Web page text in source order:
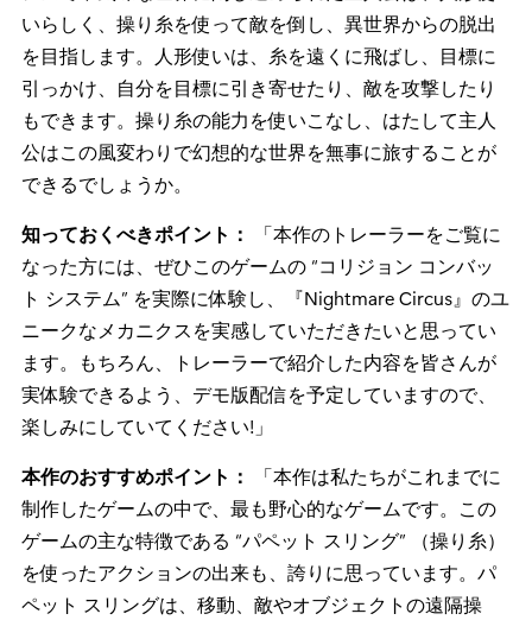
『Nightmare Circus』は、悪夢の世界に囚われてしまっ
た主人公が現実世界への帰還を目指す、見下ろし型のア
クション アドベンチャー ゲームです。主人公は放浪する
サーカス団の一員で、人形使いでもあります。ミステリ
アスで不気味な世界に閉じ込められた主人公は、人形使
いらしく、操り糸を使って敵を倒し、異世界からの脱出
を目指します。人形使いは、糸を遠くに飛ばし、目標に
引っかけ、自分を目標に引き寄せたり、敵を攻撃したり
もできます。操り糸の能力を使いこなし、はたして主人
公はこの風変わりで幻想的な世界を無事に旅することが
知っておくべきポイント：「本作のトレーラーをご覧に
なった方には、ぜひこのゲームの “コリジョン コンバッ
ト システム” を実際に体験し、『Nightmare Circus』のユ
ニークなメカニクスを実感していただきたいと思ってい